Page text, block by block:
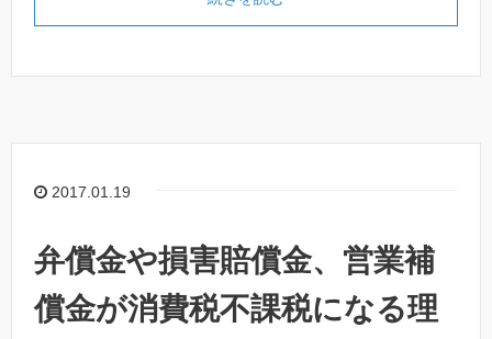
2017.01.19
弁償金や損害賠償金、営業補
償金が消費税不課税になる理